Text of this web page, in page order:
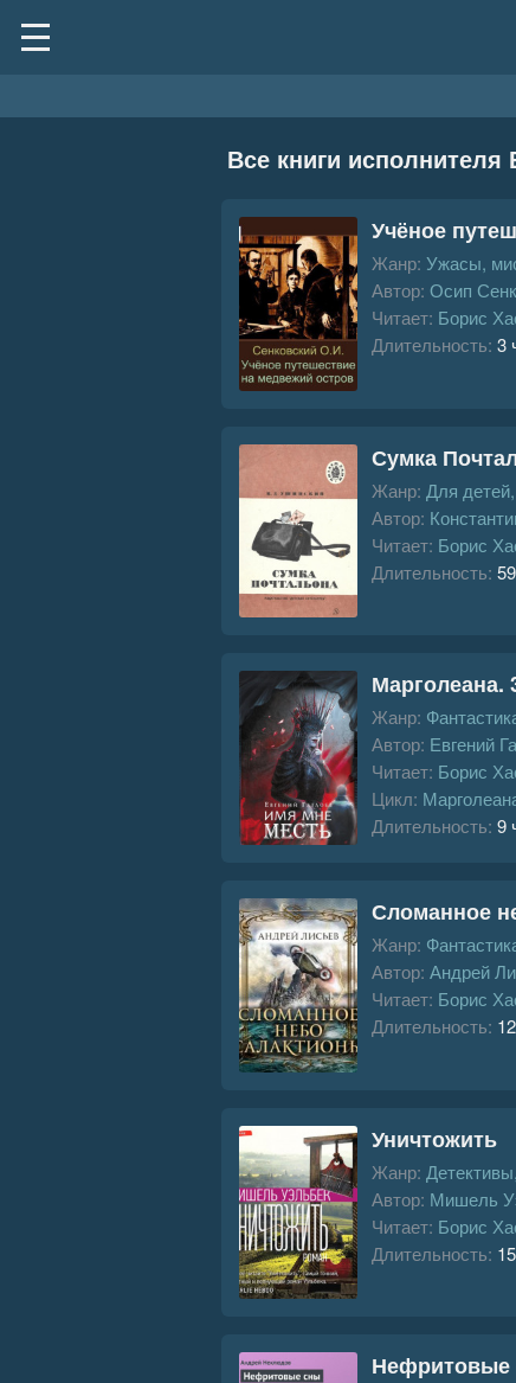
Все книги исполнителя
Учёное
Жанр: Ужасы,
Автор: Осип
Читает: Борис
Длительность: 3
Сумка
Жанр: Для
Автор:
Читает: Борис
Длительность:
Жанр:
Автор: Евгений
Читает: Борис
Цикл:
Длительность: 9
Сломанное
Жанр:
Автор: Андрей
Читает: Борис
Длительность:
Уничтожить
Жанр:
Автор: Мишель
Читает: Борис
Длительность:
Нефритовые